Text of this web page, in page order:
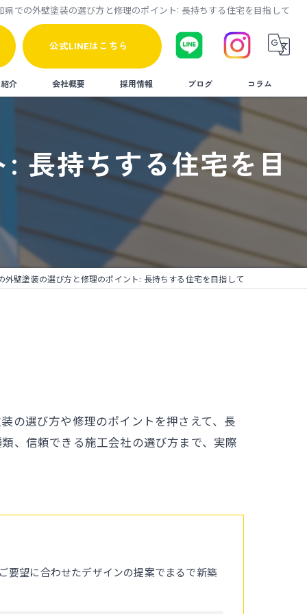
県での外壁塗装の選び方と修理のポイント: 長持ちする住宅を目指して
公式LINEはこちら
介 会社概要 採用情報 ブログ コラム
長持ちする住宅を目
外壁塗装の選び方と修理のポイント: 長持ちする住宅を目指して
の選び方や修理のポイントを押さえて、長
、信頼できる施工会社の選び方まで、実際
要望に合わせたデザインの提案でまるで新築